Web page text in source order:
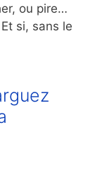
ou pire…
si, sans le